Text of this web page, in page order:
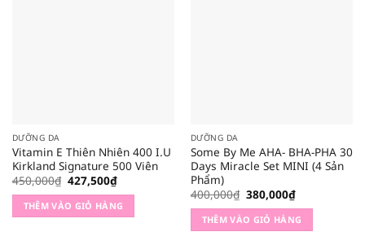
DƯỠNG DA
Vitamin E Thiên Nhiên 400 I.U
Kirkland Signature 500 Viên
450,000₫ Giá
là:
450,000₫.
427,500₫Giá
hiện
tại
là:
427,500₫.
THÊM VÀO GIỎ HÀNG
DƯỠNG DA
Some By Me AHA- BHA-PHA 30
Days Miracle Set MINI (4 Sản
Phẩm)
400,000₫ Giá
gốc
là:
400,000₫.
380,000₫Giá
hiện
tại
là:
380,000₫.
THÊM VÀO GIỎ HÀNG